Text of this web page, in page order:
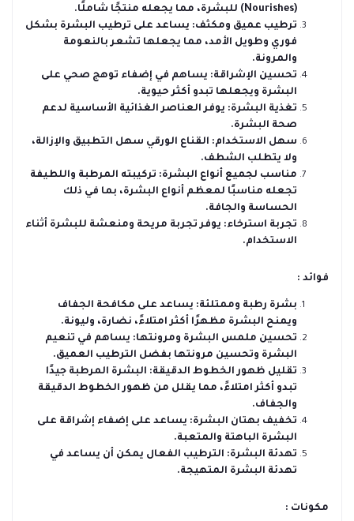
(Nourishes) للبشرة، مما يجعله منتجًا شاملًا.
ترطيب عميق ومكثف: يساعد على ترطيب البشرة بشكل
فوري وطويل الأمد، مما يجعلها تشعر بالنعومة
والمرونة.
تحسين الإشراقة: يساهم في إضفاء توهج صحي على
البشرة ويجعلها تبدو أكثر حيوية.
تغذية البشرة: يوفر العناصر الغذائية الأساسية لدعم
صحة البشرة.
سهل الاستخدام: القناع الورقي سهل التطبيق والإزالة،
ولا يتطلب الشطف.
مناسب لجميع أنواع البشرة: تركيبته المرطبة واللطيفة
تجعله مناسبًا لمعظم أنواع البشرة، بما في ذلك
الحساسة والجافة.
تجربة استرخاء: يوفر تجربة مريحة ومنعشة للبشرة أثناء
الاستخدام.
فوائد :
بشرة رطبة وممتلئة: يساعد على مكافحة الجفاف
ويمنح البشرة مظهرًا أكثر امتلاءً، نضارة، وليونة.
تحسين ملمس البشرة ومرونتها: يساهم في تنعيم
البشرة وتحسين مرونتها بفضل الترطيب العميق.
تقليل ظهور الخطوط الدقيقة: البشرة المرطبة جيدًا
تبدو أكثر امتلاءً، مما يقلل من ظهور الخطوط الدقيقة
والجفاف.
تخفيف بهتان البشرة: يساعد على إضفاء إشراقة على
البشرة الباهتة والمتعبة.
تهدئة البشرة: الترطيب الفعال يمكن أن يساعد في
تهدئة البشرة المتهيجة.
مكونات :